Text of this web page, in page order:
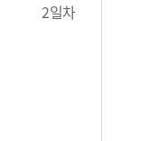
2일차